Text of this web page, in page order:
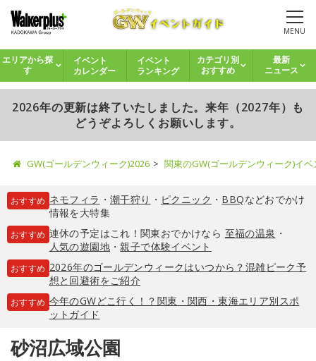
MENU
エリアから探
す
イベント
カレンダー
イベント
ランキング
カテゴリ別
おすすめ
最新
ニュース
2026年の更新は終了いたしました。来年（2027年）も
どうぞよろしくお願いします。
GW(ゴールデンウィーク)2026 関東のGW(ゴールデンウィーク)イ
おすすめ ネモフィラ ・ 潮干狩り ・ ピクニック ・ BBQなどおでかけ
情報を大特集
おすすめ 連休の予定はこれ！関東おでかけなら 至福の温泉 ・
人気の遊園地・親子で体験イベント
おすすめ 2026年のゴールデンウィークはいつから？混雑ピーク予
想と回避術をご紹介
おすすめ 今年のGWどこ行く！？関東・関西・東海エリア別スポ
ットガイド
砂沼広域公園